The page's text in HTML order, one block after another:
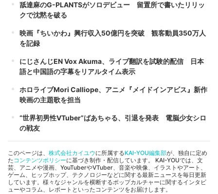
舐達麻のG-PLANTSがソロデビュー 留置所で書いたリリッ
クで沈黙を破る
映画『ちいかわ』興行収入50億円を突破 観客動員350万人
を記録
にじさんじEN Vox Akuma、ライブ翻訳を試験的配信 日本
語と中国語の字幕をリアルタイム表示
ホロライブMori Calliope、アニメ『メイドインアビス』新作
映画の主題歌を担当
“世界初男性VTuber”ばあちゃる、引退を発表 電脳少女シロ
の戦友
このページは、 株式会社カイユウに所属するKAI-YOU編集部が、独自に定め
たコンテンツポリシーに基づき制作・配信しています。 KAI-YOUでは、文
芸、アニメや漫画、YouTuberやVTuber、音楽や映像、イラストやアート、
ゲーム、ヒップホップ、テクノロジーなどに関する最新ニュースを毎日更新
しています。様々なジャンルを横断するポップカルチャーに関するインタビ
ューやコラム、レポートといったコンテンツをお届けします。